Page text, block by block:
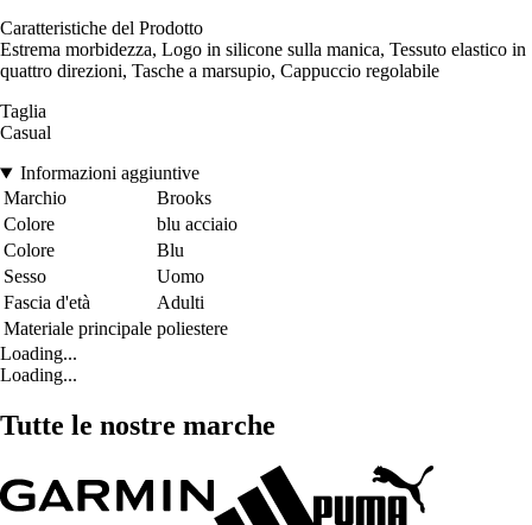
Caratteristiche del Prodotto
Estrema morbidezza, Logo in silicone sulla manica, Tessuto elastico in
quattro direzioni, Tasche a marsupio, Cappuccio regolabile
Taglia
Casual
Informazioni aggiuntive
Marchio
Brooks
Colore
blu acciaio
Colore
Blu
Sesso
Uomo
Fascia d'età
Adulti
Materiale principale poliestere
Loading...
Loading...
Tutte le nostre marche